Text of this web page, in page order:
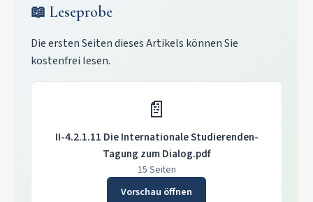
📖 Leseprobe
Die ersten Seiten dieses Artikels können Sie
kostenfrei lesen.
📄
II-4.2.1.11 Die Internationale Studierenden-
Tagung zum Dialog.pdf
15 Seiten
Vorschau öffnen